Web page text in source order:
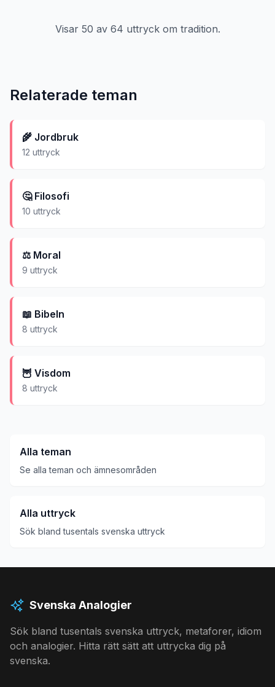
Visar 50 av 64 uttryck om tradition.
Relaterade teman
🌾 Jordbruk
12 uttryck
🤔 Filosofi
10 uttryck
⚖️ Moral
9 uttryck
📖 Bibeln
8 uttryck
🦉 Visdom
8 uttryck
Alla teman
Se alla teman och ämnesområden
Alla uttryck
Sök bland tusentals svenska uttryck
Svenska Analogier
Sök bland tusentals svenska uttryck, metaforer, idiom
och analogier. Hitta rätt sätt att uttrycka dig på
svenska.